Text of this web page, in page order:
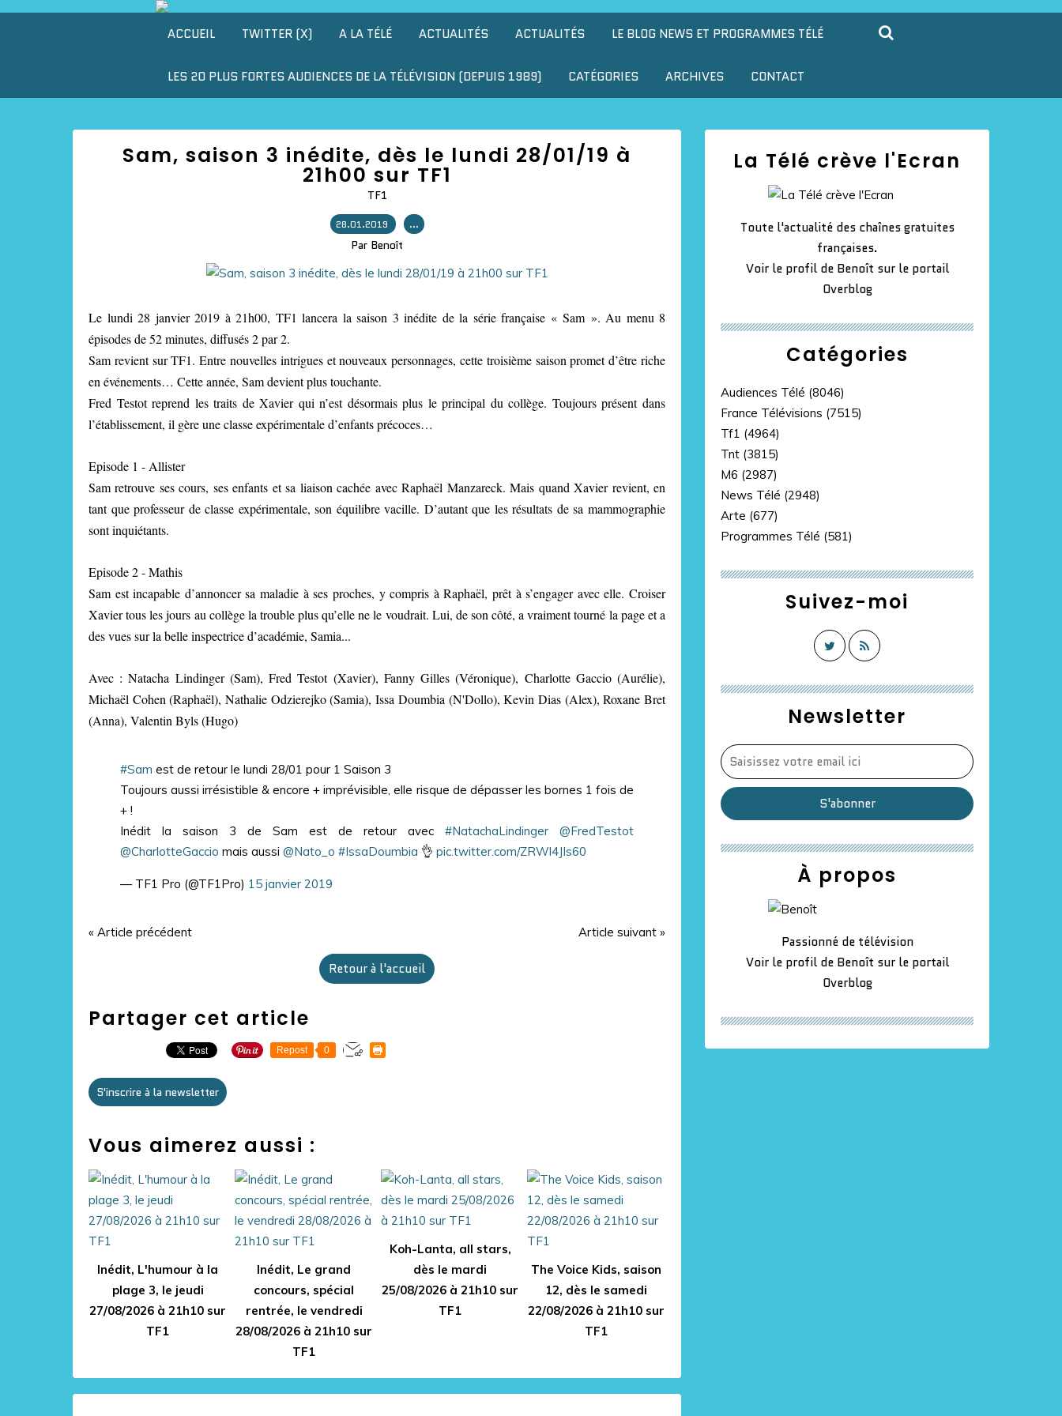
ACCUEIL TWITTER (X) A LA TÉLÉ ACTUALITÉS ACTUALITÉS LE BLOG NEWS ET PROGRAMMES TÉLÉ
LES 20 PLUS FORTES AUDIENCES DE LA TÉLÉVISION (DEPUIS 1989) CATÉGORIES ARCHIVES CONTACT
Sam, saison 3 inédite, dès le lundi 28/01/19 à
21h00 sur TF1
TF1
28.01.2019 …
Par Benoît
Le lundi 28 janvier 2019 à 21h00, TF1 lancera la saison 3 inédite de la série française « Sam ». Au menu 8
épisodes de 52 minutes, diffusés 2 par 2.
Sam revient sur TF1. Entre nouvelles intrigues et nouveaux personnages, cette troisième saison promet d’être riche
en événements… Cette année, Sam devient plus touchante.
Fred Testot reprend les traits de Xavier qui n’est désormais plus le principal du collège. Toujours présent dans
l’établissement, il gère une classe expérimentale d’enfants précoces…
Episode 1 - Allister
Sam retrouve ses cours, ses enfants et sa liaison cachée avec Raphaël Manzareck. Mais quand Xavier revient, en
tant que professeur de classe expérimentale, son équilibre vacille. D’autant que les résultats de sa mammographie
sont inquiétants.
Episode 2 - Mathis
Sam est incapable d’annoncer sa maladie à ses proches, y compris à Raphaël, prêt à s’engager avec elle. Croiser
Xavier tous les jours au collège la trouble plus qu’elle ne le voudrait. Lui, de son côté, a vraiment tourné la page et a
des vues sur la belle inspectrice d’académie, Samia...
Avec : Natacha Lindinger (Sam), Fred Testot (Xavier), Fanny Gilles (Véronique), Charlotte Gaccio (Aurélie),
Michaël Cohen (Raphaël), Nathalie Odzierejko (Samia), Issa Doumbia (N'Dollo), Kevin Dias (Alex), Roxane Bret
(Anna), Valentin Byls (Hugo)
#Sam est de retour le lundi 28/01 pour 1 Saison 3
Toujours aussi irrésistible & encore + imprévisible, elle risque de dépasser les bornes 1 fois de
+ !
Inédit la saison 3 de Sam est de retour avec #NatachaLindinger
@FredTestot
@CharlotteGaccio mais aussi @Nato_o #IssaDoumbia 👌 pic.twitter.com/ZRWl4JIs60
— TF1 Pro (@TF1Pro) 15 janvier 2019
« Article précédent Article suivant »
Retour à l'accueil
Partager cet article
Repost 0
S'inscrire à la newsletter
Vous aimerez aussi :
Inédit, L'humour à la
plage 3, le jeudi
27/08/2026 à 21h10 sur
TF1
Inédit, Le grand
concours, spécial
rentrée, le vendredi
28/08/2026 à 21h10 sur
TF1
Koh-Lanta, all stars,
dès le mardi
25/08/2026 à 21h10 sur
TF1
The Voice Kids, saison
12, dès le samedi
22/08/2026 à 21h10 sur
TF1
Newsletter
Catégories
Audiences Télé (8046)
France Télévisions (7515)
Tf1 (4964)
Tnt (3815)
M6 (2987)
News Télé (2948)
Arte (677)
Programmes Télé (581)
La Télé crève l'Ecran
Toute l'actualité des chaînes gratuites
françaises.
Voir le profil de Benoît sur le portail
Overblog
Suivez-moi
À propos
Passionné de télévision
Voir le profil de Benoît sur le portail
Overblog